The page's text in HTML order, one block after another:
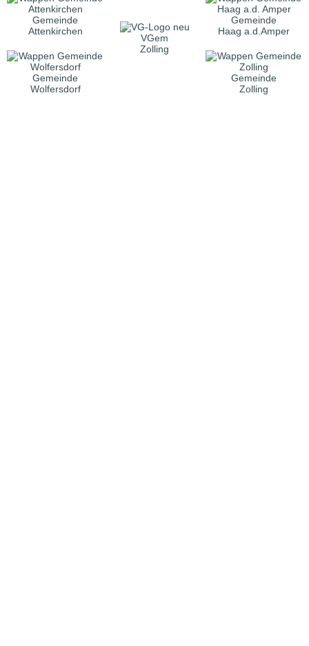
Gemeinde
Attenkirchen
VGem
Zolling
Gemeinde
Haag a.d.Amper
Gemeinde
Wolfersdorf
Gemeinde
Zolling